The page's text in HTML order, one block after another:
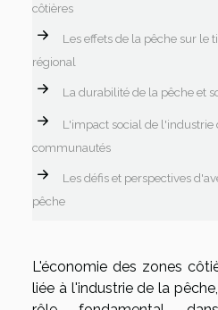
côtières
Les effets de la pêche sur le
régional
La durabilité de la pêche et
L'impact social de l'industrie
communautés
Les défis et perspectives
pêche
L'économie des zones
liée à l'industrie de la